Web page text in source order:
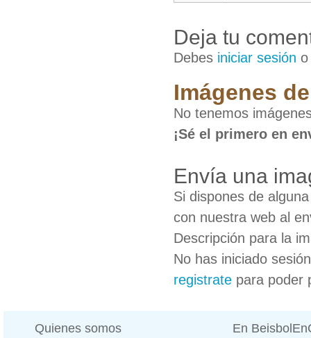
Deja tu
Debes iniciar sesión
Imágenes
No tenemos
¡Sé el primero en
Envía una
Si dispones de
con nuestra web al
Descripción para la
No has iniciado
registrate para poder
Quienes somos En